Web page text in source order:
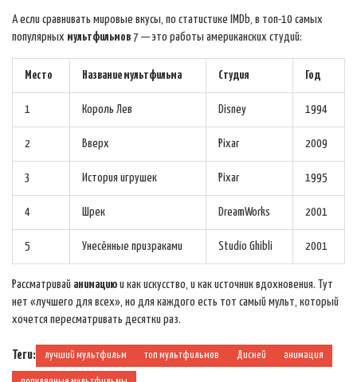
А если сравнивать мировые вкусы, по статистике IMDb, в топ-10 самых
популярных мультфильмов 7 — это работы американских студий:
Место Название мультфильма Студия Год
1 Король Лев Disney 1994
2 Вверх Pixar 2009
3 История игрушек Pixar 1995
4 Шрек DreamWorks 2001
5 Унесённые призраками Studio Ghibli 2001
Рассматривай анимацию и как искусство, и как источник вдохновения. Тут
нет «лучшего для всех», но для каждого есть тот самый мульт, который
хочется пересматривать десятки раз.
Теги: лучший мультфильм топ мультфильмов Дисней анимация